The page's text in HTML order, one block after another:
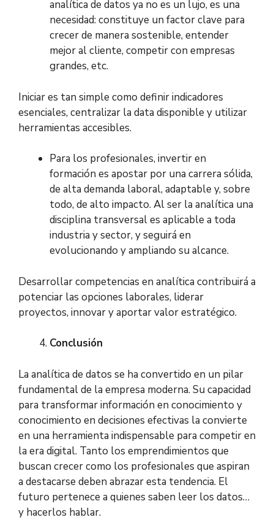
analítica de datos ya no es un lujo, es una
necesidad: constituye un factor clave para
crecer de manera sostenible, entender
mejor al cliente, competir con empresas
grandes, etc.
Iniciar es tan simple como definir indicadores
esenciales, centralizar la data disponible y utilizar
herramientas accesibles.
Para los profesionales, invertir en
formación es apostar por una carrera sólida,
de alta demanda laboral, adaptable y, sobre
todo, de alto impacto. Al ser la analítica una
disciplina transversal es aplicable a toda
industria y sector, y seguirá en
evolucionando y ampliando su alcance.
Desarrollar competencias en analítica contribuirá a
potenciar las opciones laborales, liderar
proyectos, innovar y aportar valor estratégico.
Conclusión
La analítica de datos se ha convertido en un pilar
fundamental de la empresa moderna. Su capacidad
para transformar información en conocimiento y
conocimiento en decisiones efectivas la convierte
en una herramienta indispensable para competir en
la era digital. Tanto los emprendimientos que
buscan crecer como los profesionales que aspiran
a destacarse deben abrazar esta tendencia. El
futuro pertenece a quienes saben leer los datos…
y hacerlos hablar.